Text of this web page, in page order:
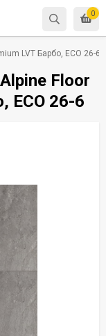
0
LVT Барбо, ECO 26-6
Floor
ECO 26-6